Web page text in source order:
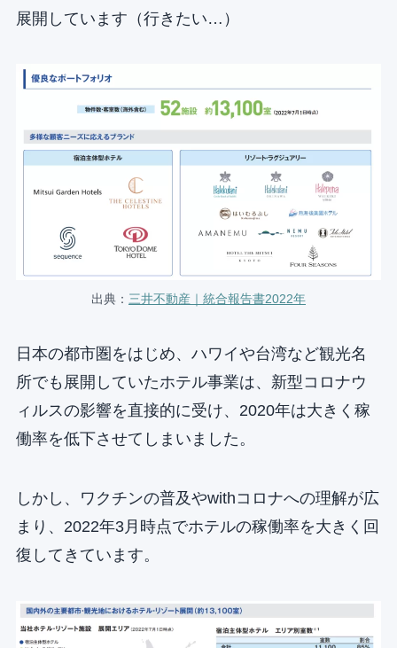
展開しています（行きたい…）
出典： 三井不動産｜統合報告書2022年
日本の都市圏をはじめ、ハワイや台湾など観光名
所でも展開していたホテル事業は、新型コロナウ
ィルスの影響を直接的に受け、2020年は大きく稼
働率を低下させてしまいました。
しかし、ワクチンの普及やwithコロナへの理解が広
まり、2022年3月時点でホテルの稼働率を大きく回
復してきています。